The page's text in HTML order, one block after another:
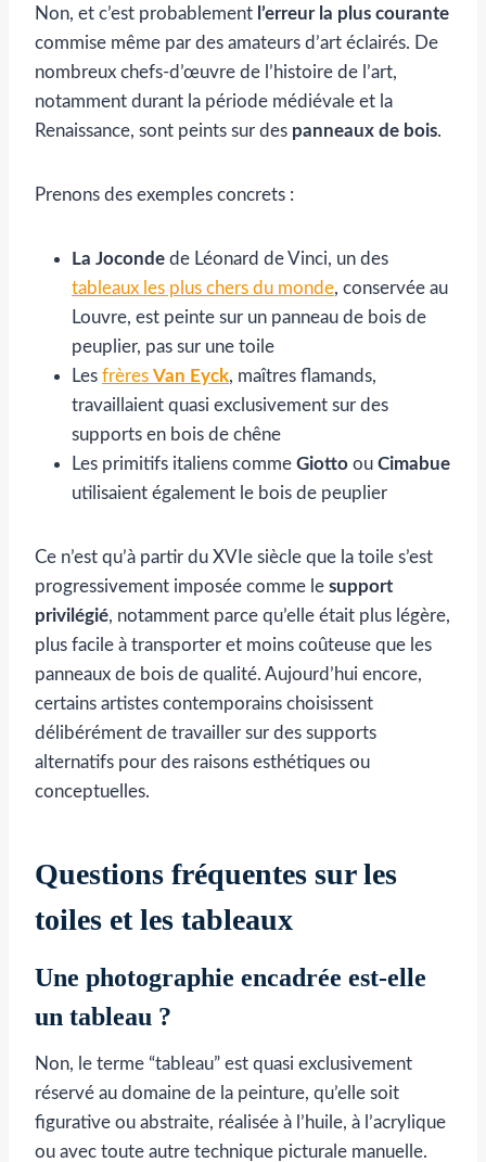
Non, et c’est probablement l’erreur la plus courante
commise même par des amateurs d’art éclairés. De
nombreux chefs-d’œuvre de l’histoire de l’art,
notamment durant la période médiévale et la
Renaissance, sont peints sur des panneaux de bois.
Prenons des exemples concrets :
La Joconde de Léonard de Vinci, un des
tableaux les plus chers du monde, conservée au
Louvre, est peinte sur un panneau de bois de
peuplier, pas sur une toile
Les frères Van Eyck, maîtres flamands,
travaillaient quasi exclusivement sur des
supports en bois de chêne
Les primitifs italiens comme Giotto ou Cimabue
utilisaient également le bois de peuplier
Ce n’est qu’à partir du XVIe siècle que la toile s’est
progressivement imposée comme le support
privilégié, notamment parce qu’elle était plus légère,
plus facile à transporter et moins coûteuse que les
panneaux de bois de qualité. Aujourd’hui encore,
certains artistes contemporains choisissent
délibérément de travailler sur des supports
alternatifs pour des raisons esthétiques ou
conceptuelles.
Questions fréquentes sur les
toiles et les tableaux
Une photographie encadrée est-elle
un tableau ?
Non, le terme “tableau” est quasi exclusivement
réservé au domaine de la peinture, qu’elle soit
figurative ou abstraite, réalisée à l’huile, à l’acrylique
ou avec toute autre technique picturale manuelle.